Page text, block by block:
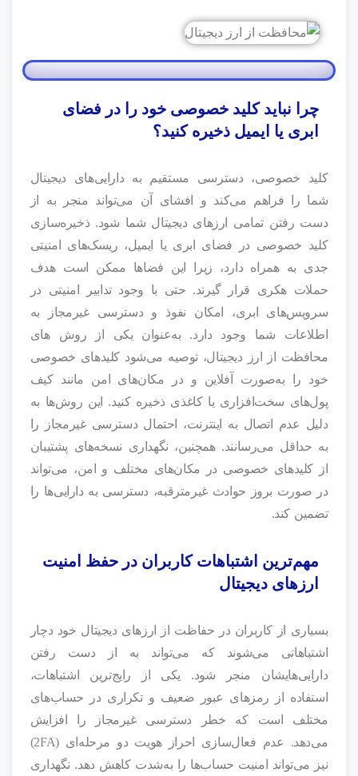
چرا نباید کلید خصوصی خود را در فضای
ابری یا ایمیل ذخیره کنید؟
کلید خصوصی، دسترسی مستقیم به دارایی‌های دیجیتال
شما را فراهم می‌کند و افشای آن می‌تواند منجر به از
دست رفتن تمامی ارزهای دیجیتال شما شود. ذخیره‌سازی
کلید خصوصی در فضای ابری یا ایمیل، ریسک‌های امنیتی
جدی به همراه دارد، زیرا این فضاها ممکن است هدف
حملات هکری قرار گیرند. حتی با وجود تدابیر امنیتی در
سرویس‌های ابری، امکان نفوذ و دسترسی غیرمجاز به
اطلاعات شما وجود دارد. به‌عنوان یکی از روش های
محافظت از ارز دیجیتال، توصیه می‌شود کلیدهای خصوصی
خود را به‌صورت آفلاین و در مکان‌های امن مانند کیف
پول‌های سخت‌افزاری یا کاغذی ذخیره کنید. این روش‌ها به
دلیل عدم اتصال به اینترنت، احتمال دسترسی غیرمجاز را
به حداقل می‌رسانند. همچنین، نگهداری نسخه‌های پشتیبان
از کلیدهای خصوصی در مکان‌های مختلف و امن، می‌تواند
در صورت بروز حوادث غیرمترقبه، دسترسی به دارایی‌ها را
تضمین کند.
مهم‌ترین اشتباهات کاربران در حفظ امنیت
ارزهای دیجیتال
بسیاری از کاربران در حفاظت از ارزهای دیجیتال خود دچار
اشتباهاتی می‌شوند که می‌تواند به از دست رفتن
دارایی‌هایشان منجر شود. یکی از رایج‌ترین اشتباهات،
استفاده از رمزهای عبور ضعیف و تکراری در حساب‌های
مختلف است که خطر دسترسی غیرمجاز را افزایش
می‌دهد. عدم فعال‌سازی احراز هویت دو مرحله‌ای (2FA)
نیز می‌تواند امنیت حساب‌ها را به‌شدت کاهش دهد. نگهداری